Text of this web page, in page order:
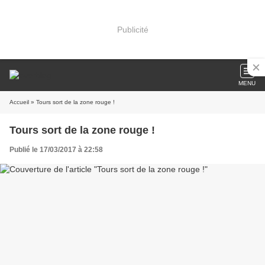
Publicité
MENU
Accueil » Tours sort de la zone rouge !
Tours sort de la zone rouge !
Publié le 17/03/2017 à 22:58